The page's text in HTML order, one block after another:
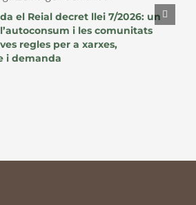
el Reial decret llei 7/2026: un
i les comunitats
regles per a xarxes,
i demanda